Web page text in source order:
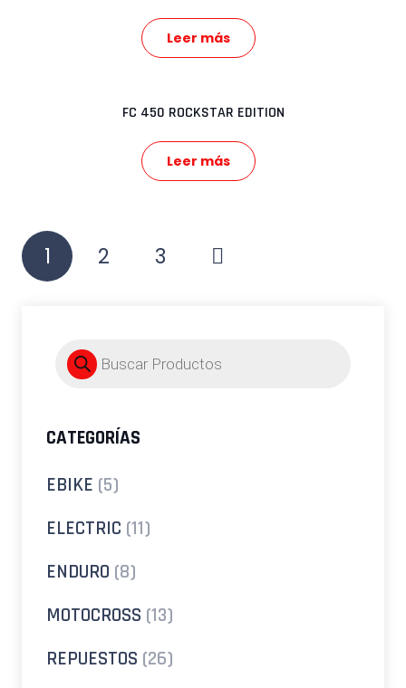
Leer más
FC 450 ROCKSTAR EDITION
Leer más
Paginación
de1 2 3
Búsqueda
de
productos
CATEGORÍAS
EBIKE (5)
ELECTRIC (11)
ENDURO (8)
MOTOCROSS (13)
REPUESTOS (26)